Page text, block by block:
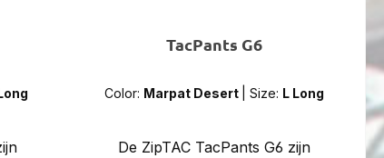
TacPants G6
Color: Marpat Desert Size: L Long
De ZipTAC TacPants G6 zijn